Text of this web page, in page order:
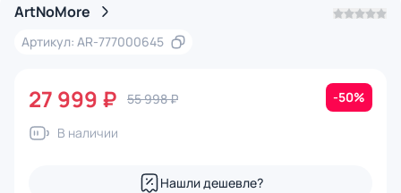
ArtNoMore
Артикул: AR-777000645
27 999 ₽ 55 998 ₽ -50%
В наличии
Нашли дешевле?